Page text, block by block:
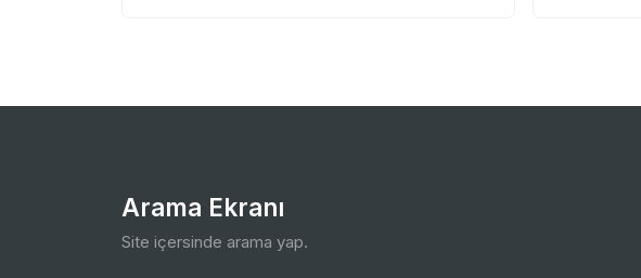
Arama Ekranı
Site içersinde arama yap.